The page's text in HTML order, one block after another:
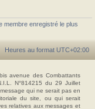
membre enregistré le plus
Heures au format UTC+02:00
avenue des Combattants
N°814215 du 29 Juillet
qui ne serait pas en
du site, ou qui serait
relatives aux messages et